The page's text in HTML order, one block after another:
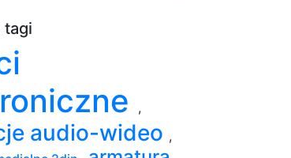
tagi
,
audio-wideo ,